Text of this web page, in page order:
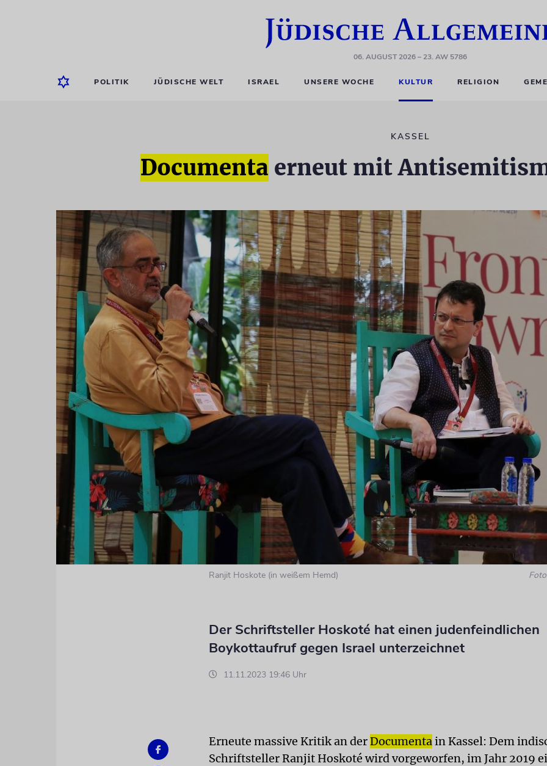
06. AUGUST 2026– 23. AW 5786
POLITIK JÜDISCHE WELT ISRAEL UNSERE WOCHE KULTUR RELIGION
KASSEL
Documenta erneut mit
Ranjit Hoskote (in weißem Hemd)
Der Schriftsteller Hoskoté hat einen judenfeindlichen
Boykottaufruf gegen Israel unterzeichnet
11.11.2023 19:46 Uhr
Erneute massive Kritik an derDocumentain Kassel: Dem
Schriftsteller Ranjit Hoskoté wird vorgeworfen, im Jahr 2019